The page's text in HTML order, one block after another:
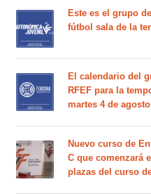
Este es el grupo
fútbol sala de la
El calendario del
RFEF para la
martes 4 de agosto
Nuevo curso de
C que comenzará
plazas del curso